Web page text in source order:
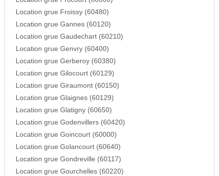
Location grue Froissy (60480)
Location grue Gannes (60120)
Location grue Gaudechart (60210)
Location grue Genvry (60400)
Location grue Gerberoy (60380)
Location grue Gilocourt (60129)
Location grue Giraumont (60150)
Location grue Glaignes (60129)
Location grue Glatigny (60650)
Location grue Godenvillers (60420)
Location grue Goincourt (60000)
Location grue Golancourt (60640)
Location grue Gondreville (60117)
Location grue Gourchelles (60220)